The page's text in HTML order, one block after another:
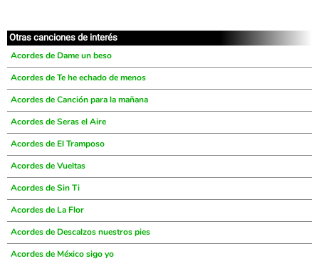
Otras canciones de interés
Acordes de Dame un beso
Acordes de Te he echado de menos
Acordes de Canción para la mañana
Acordes de Seras el Aire
Acordes de El Tramposo
Acordes de Vueltas
Acordes de Sin Ti
Acordes de La Flor
Acordes de Descalzos nuestros pies
Acordes de México sigo yo